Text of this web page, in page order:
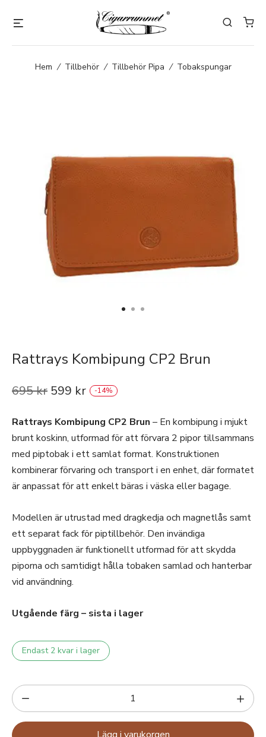
Hem / Tillbehör / Tillbehör Pipa / Tobakspungar
Rattrays Kombipung CP2 Brun
695kr 599 kr -14%
Rattrays Kombipung CP2 Brun – En kombipung i mjukt
brunt koskinn, utformad för att förvara 2 pipor tillsammans
med piptobak i ett samlat format. Konstruktionen
kombinerar förvaring och transport i en enhet, där formatet
är anpassat för att enkelt bäras i väska eller bagage.
Modellen är utrustad med dragkedja och magnetlås samt
ett separat fack för piptillbehör. Den invändiga
uppbyggnaden är funktionellt utformad för att skydda
piporna och samtidigt hålla tobaken samlad och hanterbar
vid användning.
Utgående färg – sista i lager
Endast 2 kvar i lager